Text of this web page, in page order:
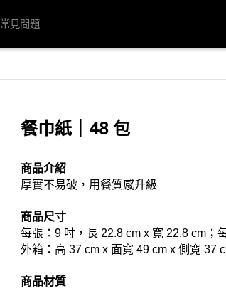
常見問題
餐巾紙｜48 包
商品介紹
厚實不易破，用餐質感升級
商品尺寸
每張：9 吋，長 22.8 cm x 寬 22.8 cm；
外箱：高 37 cm x 面寬 49 cm x 側寬 37
商品材質